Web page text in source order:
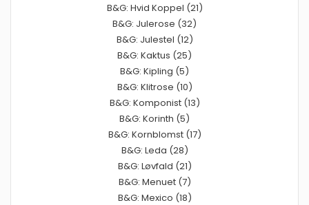
B&G: Hvid Koppel (21)
B&G: Julerose (32)
B&G: Julestel (12)
B&G: Kaktus (25)
B&G: Kipling (5)
B&G: Klitrose (10)
B&G: Komponist (13)
B&G: Korinth (5)
B&G: Kornblomst (17)
B&G: Leda (28)
B&G: Løvfald (21)
B&G: Menuet (7)
B&G: Mexico (18)